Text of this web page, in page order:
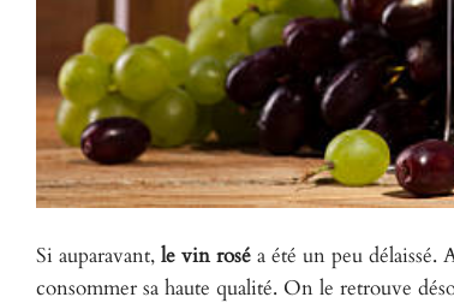
Si auparavant, le vin rosé a été un peu
consommer sa haute qualité. On le retrouve